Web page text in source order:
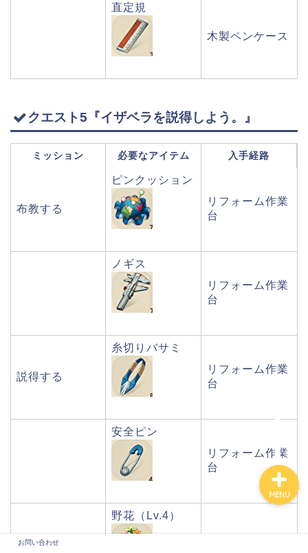
直定規
木製ペンケース
クエスト5『イザベラを説得しよう。』
ミッション 必要なアイテム 入手経路
布教する
ピンクッション
リフォーム作業
台
ノギス
リフォーム作業
台
説得する
糸切りバサミ
リフォーム作業
台
安全ピン
リフォーム作業
台
テナル！
野花（Lv.4）
お問い合わせ
MENU
お問い合わせ